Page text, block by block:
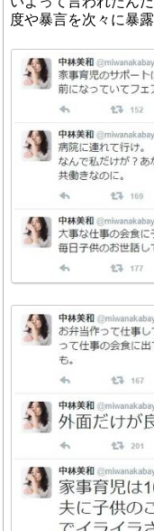
度や暴言を次々に暴